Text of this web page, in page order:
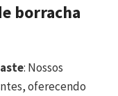
borracha
: Nossos
oferecendo